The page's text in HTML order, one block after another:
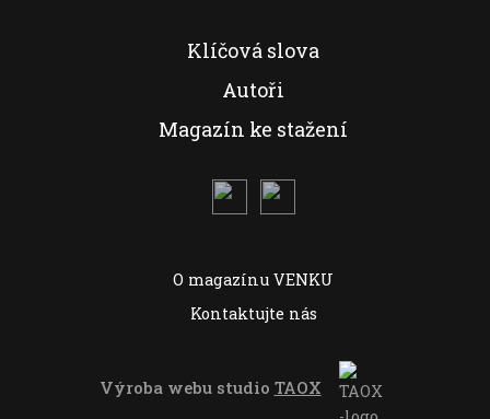
Klíčová slova
Autoři
Magazín ke stažení
O magazínu VENKU
Kontaktujte nás
Výroba webu studio TAOX